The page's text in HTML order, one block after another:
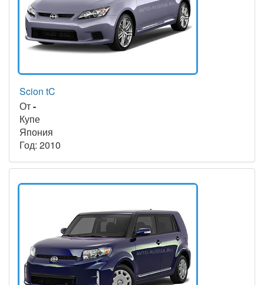
Scion tC
От-
Купе
Япония
Год: 2010